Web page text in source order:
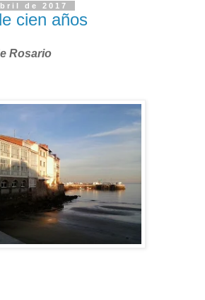
de 2017
cien años
Rosario